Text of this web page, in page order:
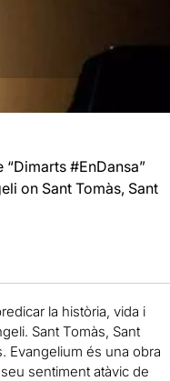
#EnDansa”
on Sant Tomàs, Sant
la història, vida i
Sant Tomàs, Sant
Evangelium és una obra
sentiment atàvic de